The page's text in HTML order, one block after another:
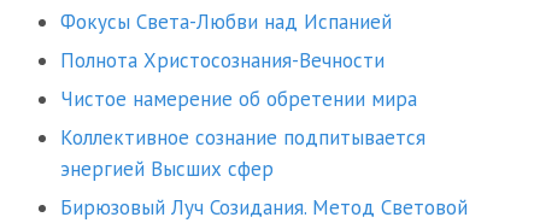
Фокусы Света-Любви над Испанией
Полнота Христосознания-Вечности
Чистое намерение об обретении мира
Коллективное сознание подпитывается
энергией Высших сфер
Бирюзовый Луч Созидания. Метод Световой